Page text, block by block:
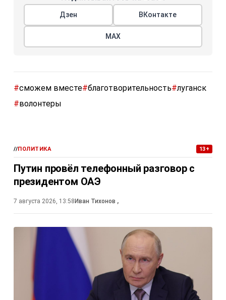
Дзен ВКонтакте
МАХ
#сможем вместе#благотворительность#луганск
#волонтеры
//ПОЛИТИКА 13+
Путин провёл телефонный разговор с
президентом ОАЭ
7 августа 2026, 13:58 Иван Тихонов ,